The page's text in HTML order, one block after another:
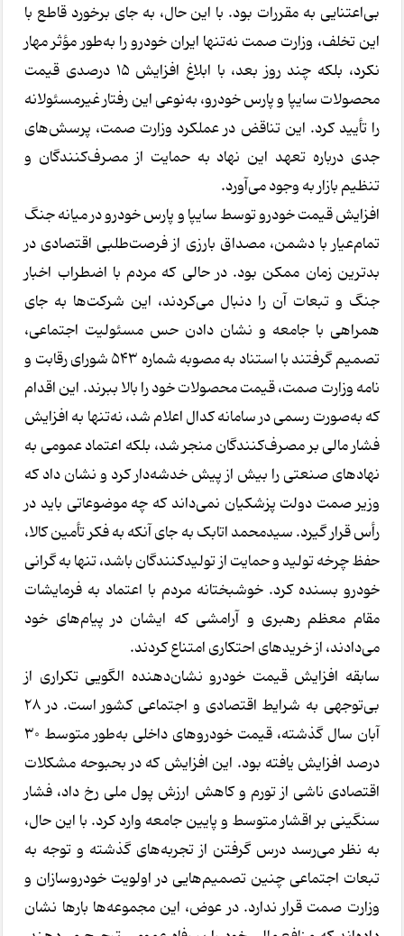
بی‌اعتنایی به مقررات بود. با این حال، به جای برخورد قاطع با
این تخلف، وزارت صمت نه‌تنها ایران خودرو را به‌طور مؤثر مهار
نکرد، بلکه چند روز بعد، با ابلاغ افزایش ۱۵ درصدی قیمت
محصولات سایپا و پارس خودرو، به‌نوعی این رفتار غیرمسئولانه
را تأیید کرد. این تناقض در عملکرد وزارت صمت، پرسش‌های
جدی درباره تعهد این نهاد به حمایت از مصرف‌کنندگان و
تنظیم بازار به وجود می‌آورد.
افزایش قیمت خودرو توسط سایپا و پارس خودرو در میانه جنگ
تمام‌عیار با دشمن، مصداق بارزی از فرصت‌طلبی اقتصادی در
بدترین زمان ممکن بود. در حالی که مردم با اضطراب اخبار
جنگ و تبعات آن را دنبال می‌کردند، این شرکت‌ها به جای
همراهی با جامعه و نشان دادن حس مسئولیت اجتماعی،
تصمیم گرفتند با استناد به مصوبه شماره ۵۴۳ شورای رقابت و
نامه وزارت صمت، قیمت محصولات خود را بالا ببرند. این اقدام
که به‌صورت رسمی در سامانه کدال اعلام شد، نه‌تنها به افزایش
فشار مالی بر مصرف‌کنندگان منجر شد، بلکه اعتماد عمومی به
نهادهای صنعتی را بیش از پیش خدشه‌دار کرد و نشان داد که
وزیر صمت دولت پزشکیان نمی‌داند که چه موضوعاتی باید در
رأس قرار گیرد. سیدمحمد اتابک به جای آنکه به فکر تأمین کالا،
حفظ چرخه تولید و حمایت از تولیدکنندگان باشد، تنها به گرانی
خودرو بسنده کرد. خوشبختانه مردم با اعتماد به فرمایشات
مقام معظم رهبری و آرامشی که ایشان در پیام‌های خود
می‌دادند، از خریدهای احتکاری امتناع کردند.
سابقه افزایش قیمت خودرو نشان‌دهنده الگویی تکراری از
بی‌توجهی به شرایط اقتصادی و اجتماعی کشور است. در ۲۸
آبان سال گذشته، قیمت خودروهای داخلی به‌طور متوسط ۳۰
درصد افزایش یافته بود. این افزایش که در بحبوحه مشکلات
اقتصادی ناشی از تورم و کاهش ارزش پول ملی رخ داد، فشار
سنگینی بر اقشار متوسط و پایین جامعه وارد کرد. با این حال،
به نظر می‌رسد درس گرفتن از تجربه‌های گذشته و توجه به
تبعات اجتماعی چنین تصمیم‌هایی در اولویت خودروسازان و
وزارت صمت قرار ندارد. در عوض، این مجموعه‌ها بارها نشان